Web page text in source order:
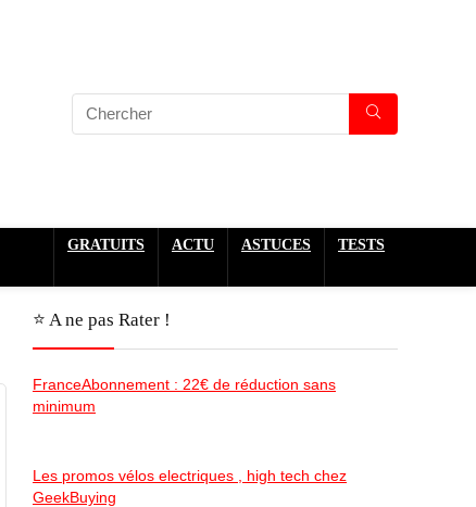
GRATUITS ACTU ASTUCES TESTS
⭐️ A ne pas Rater !
FranceAbonnement : 22€ de réduction sans
minimum
Les promos vélos electriques , high tech chez
GeekBuying